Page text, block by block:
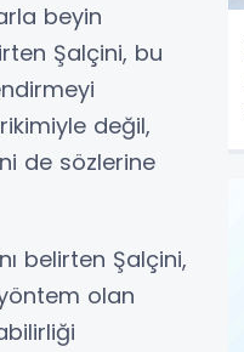
beyin
Şalçini, bu
değil,
de sözlerine
belirten Şalçini,
yöntem olan